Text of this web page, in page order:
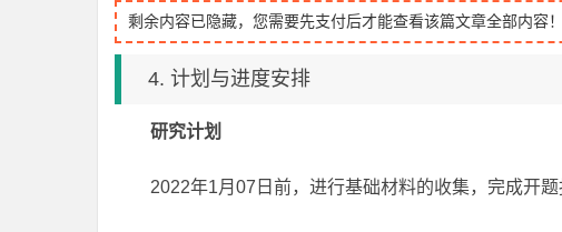
剩余内容已隐藏，您需要先支付后才能查看该篇文章全部内容！
4. 计划与进度安排
研究计划
2022年1月07日前，进行基础材料的收集，完成开题